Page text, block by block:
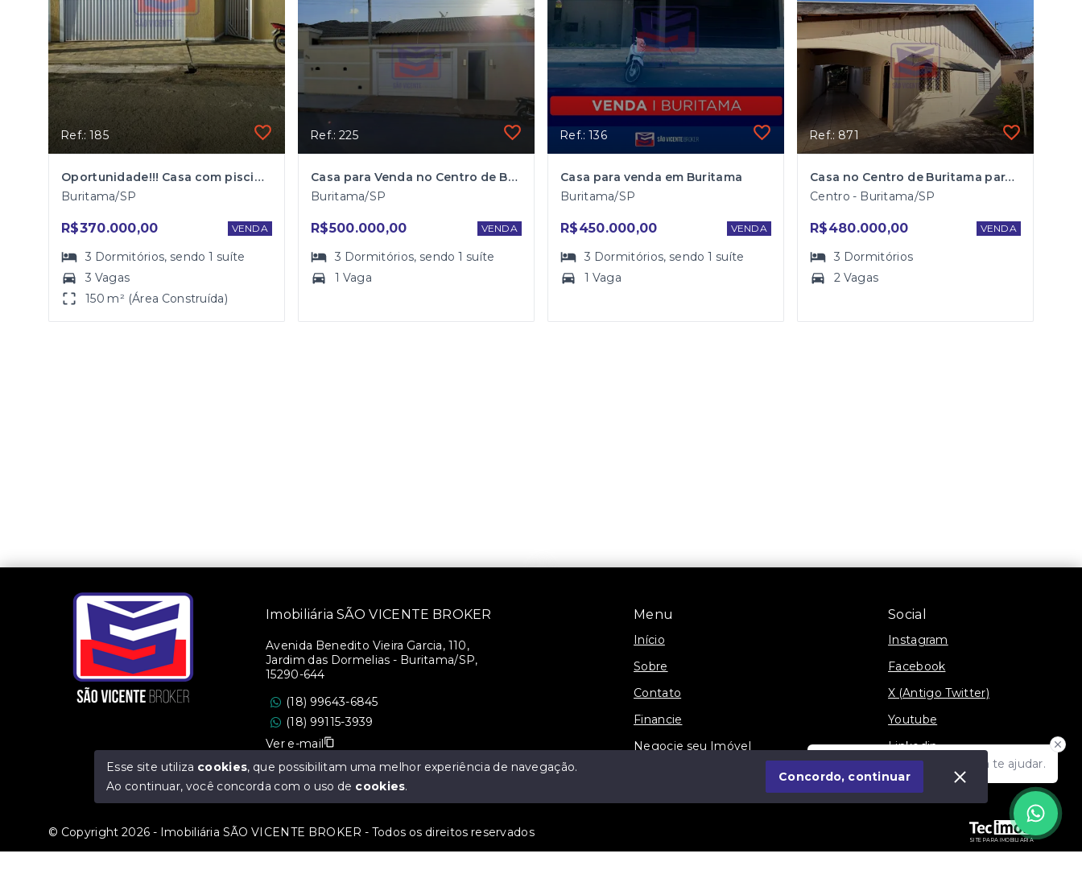
Ref.: 185
Oportunidade!!! Casa com piscina no bairro Benedito Garcia
Buritama/SP
R$370.000,00 VENDA
3 Dormitórios, sendo1 suíte
3 Vagas
150 m² (Área Construída)
Ref.: 225
Casa para Venda no Centro de Buritama
Buritama/SP
R$500.000,00 VENDA
3 Dormitórios, sendo1 suíte
1 Vaga
Ref.: 136
Casa para venda em Buritama
Buritama/SP
R$450.000,00 VENDA
3 Dormitórios, sendo1 suíte
1 Vaga
Ref.: 871
Casa no Centro de Buritama para Venda
Centro - Buritama/SP
R$480.000,00 VENDA
3 Dormitórios
2 Vagas
Olá! Estamos disponíveis para te ajudar.
Menu
Início
Sobre
Contato
Financie
Negocie seu Imóvel
Social
Instagram
Facebook
X (Antigo Twitter)
Youtube
Linkedin
Blog
SITE PARA IMOBILIARIA
Imobiliária SÃO VICENTE BROKER
Avenida Benedito Vieira Garcia, 110,
Jardim das Dormelias - Buritama/SP,
15290-644
(18) 99643-6845
(18) 99115-3939
Ver e-mail
CRECI/SP: 36.473-J
© Copyright 2026 - Imobiliária SÃO VICENTE BROKER - Todos os direitos reservados
Esse site utiliza cookies, que possibilitam uma melhor experiência de navegação.
Ao continuar, você concorda com o uso de cookies.
Concordo, continuar